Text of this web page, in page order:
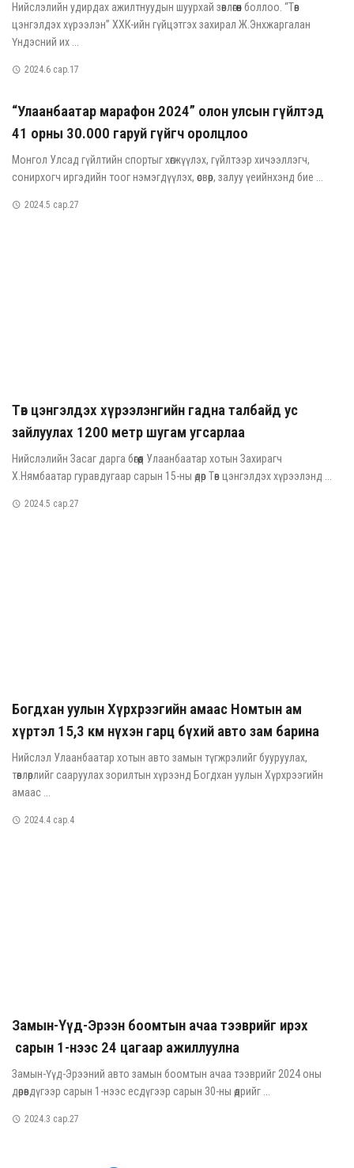
Нийслэлийн удирдах ажилтнуудын шуурхай зөвлөгөөн боллоо. “Төв
цэнгэлдэх хүрээлэн” ХХК-ийн гүйцэтгэх захирал Ж.Энхжаргалан
Үндэсний их ...
2024.6 сар.17
“Улаанбаатар марафон 2024” олон улсын гүйлтэд
41 орны 30.000 гаруй гүйгч оролцлоо
Монгол Улсад гүйлтийн спортыг хөгжүүлэх, гүйлтээр хичээллэгч,
сонирхогч иргэдийн тоог нэмэгдүүлэх, өсвөр, залуу үеийнхэнд бие ...
2024.5 сар.27
Төв цэнгэлдэх хүрээлэнгийн гадна талбайд ус
зайлуулах 1200 метр шугам угсарлаа
Нийслэлийн Засаг дарга бөгөөд Улаанбаатар хотын Захирагч
Х.Нямбаатар гуравдугаар сарын 15-ны өдөр Төв цэнгэлдэх хүрээлэнд ...
2024.5 сар.27
Богдхан уулын Хүрхрээгийн амаас Номтын ам
хүртэл 15,3 км нүхэн гарц бүхий авто зам барина
Нийслэл Улаанбаатар хотын авто замын түгжрэлийг бууруулах,
төвлөрлийг сааруулах зорилтын хүрээнд Богдхан уулын Хүрхрээгийн
амаас ...
2024.4 сар.4
Замын-Үүд-Эрээн боомтын ачаа тээврийг ирэх
сарын 1-нээс 24 цагаар ажиллуулна
Замын-Үүд-Эрээний авто замын боомтын ачаа тээврийг 2024 оны
дөрөвдүгээр сарын 1-нээс есдүгээр сарын 30-ны өдрийг ...
2024.3 сар.27